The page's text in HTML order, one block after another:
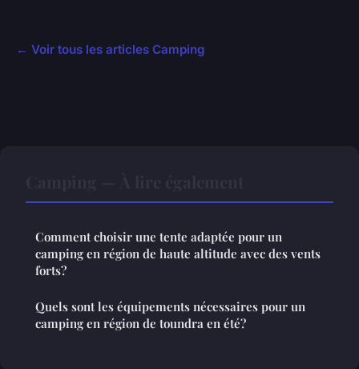
← Voir tous les articles Camping
Comment choisir une tente adaptée pour un
camping en région de haute altitude avec des vents
forts?
Quels sont les équipements nécessaires pour un
camping en région de toundra en été?